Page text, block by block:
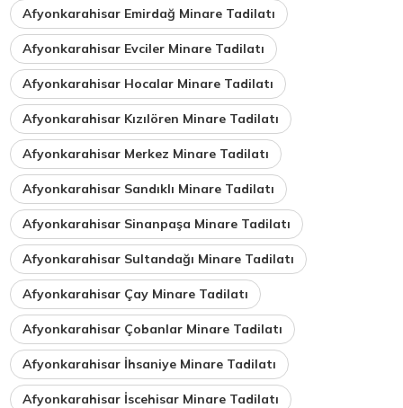
Afyonkarahisar Emirdağ Minare Tadilatı
Afyonkarahisar Evciler Minare Tadilatı
Afyonkarahisar Hocalar Minare Tadilatı
Afyonkarahisar Kızılören Minare Tadilatı
Afyonkarahisar Merkez Minare Tadilatı
Afyonkarahisar Sandıklı Minare Tadilatı
Afyonkarahisar Sinanpaşa Minare Tadilatı
Afyonkarahisar Sultandağı Minare Tadilatı
Afyonkarahisar Çay Minare Tadilatı
Afyonkarahisar Çobanlar Minare Tadilatı
Afyonkarahisar İhsaniye Minare Tadilatı
Afyonkarahisar İscehisar Minare Tadilatı